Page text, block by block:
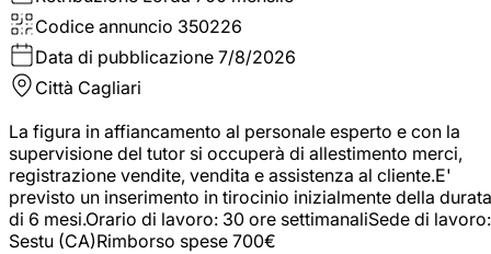
Codice annuncio 350226
Data di pubblicazione 7/8/2026
Città Cagliari
La figura in affiancamento al personale esperto e con la
supervisione del tutor si occuperà di allestimento merci,
registrazione vendite, vendita e assistenza al cliente.E'
previsto un inserimento in tirocinio inizialmente della durata
di 6 mesi.Orario di lavoro: 30 ore settimanaliSede di lavoro:
Sestu (CA)Rimborso spese 700€